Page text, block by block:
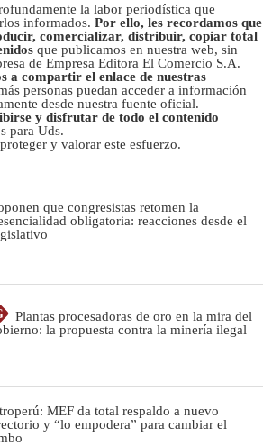
la labor periodística que
informados. Por ello, les recordamos que
comercializar, distribuir, copiar total
que publicamos en nuestra web, sin
de Empresa Editora El Comercio S.A.
a compartir el enlace de nuestras
personas puedan acceder a información
desde nuestra fuente oficial.
y disfrutar de todo el contenido
para Uds.
y valorar este esfuerzo.
que congresistas retomen la
obligatoria: reacciones desde el
Plantas procesadoras de oro en la mira del
la propuesta contra la minería ilegal
MEF da total respaldo a nuevo
y “lo empodera” para cambiar el